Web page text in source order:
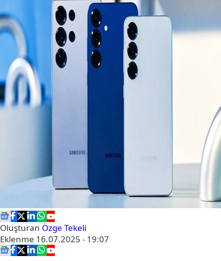
Oluşturan Özge Tekeli
Eklenme 16.07.2025 - 19:07